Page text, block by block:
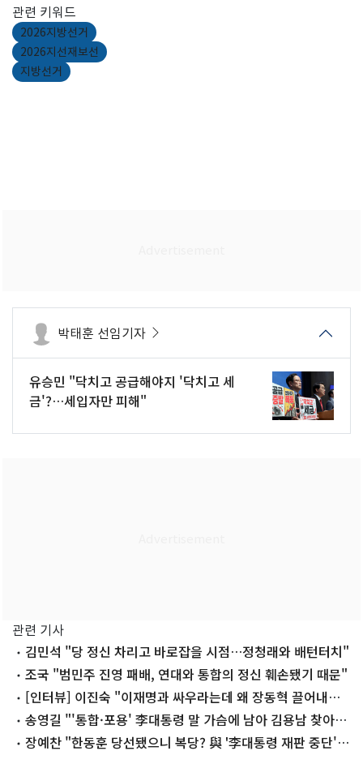
관련 키워드
2026지방선거
2026지선재보선
지방선거
박태훈 선임기자
유승민 "닥치고 공급해야지 '닥치고 세
금'?…세입자만 피해"
관련 기사
김민석 "당 정신 차리고 바로잡을 시점…정청래와 배턴터치"
조국 "범민주 진영 패배, 연대와 통합의 정신 훼손됐기 때문"
[인터뷰] 이진숙 "이재명과 싸우라는데 왜 장동혁 끌어내리
려 하나"
송영길 "'통합·포용' 李대통령 말 가슴에 남아 김용남 찾아
격려"
장예찬 "한동훈 당선됐으니 복당? 與 '李대통령 재판 중단'